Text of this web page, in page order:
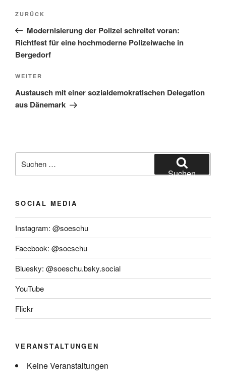
Beitragsnavigation
Vorheriger
Beitrag
ZURÜCK
Modernisierung der Polizei schreitet voran:
Richtfest für eine hochmoderne Polizeiwache in
Bergedorf
Nächster
Beitrag
WEITER
Austausch mit einer sozialdemokratischen Delegation
aus Dänemark
nach:
Suchen
SOCIAL MEDIA
Instagram: @soeschu
Facebook: @soeschu
Bluesky: @soeschu.bsky.social
YouTube
Flickr
VERANSTALTUNGEN
Keine Veranstaltungen